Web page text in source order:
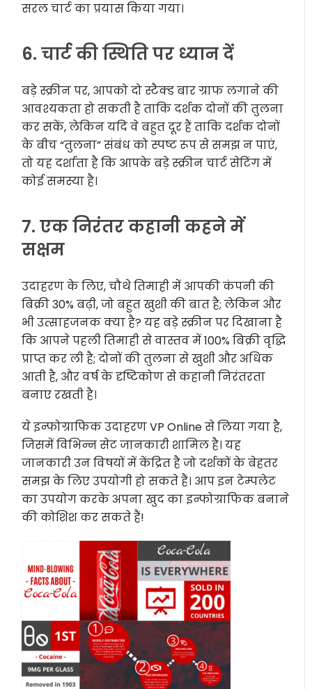
सरल चार्ट का प्रयास किया गया।
6. चार्ट की स्थिति पर ध्यान दें
बड़े स्क्रीन पर, आपको दो स्टैक्ड बार ग्राफ लगाने की
आवश्यकता हो सकती है ताकि दर्शक दोनों की तुलना
कर सकें, लेकिन यदि वे बहुत दूर हैं ताकि दर्शक दोनों
के बीच “तुलना” संबंध को स्पष्ट रूप से समझ न पाएं,
तो यह दर्शाता है कि आपके बड़े स्क्रीन चार्ट सेटिंग में
कोई समस्या है।
7. एक निरंतर कहानी कहने में
सक्षम
उदाहरण के लिए, चौथे तिमाही में आपकी कंपनी की
बिक्री 30% बढ़ी, जो बहुत खुशी की बात है; लेकिन और
भी उत्साहजनक क्या है? यह बड़े स्क्रीन पर दिखाना है
कि आपने पहली तिमाही से वास्तव में 100% बिक्री वृद्धि
प्राप्त कर ली है; दोनों की तुलना से खुशी और अधिक
आती है, और वर्ष के दृष्टिकोण से कहानी निरंतरता
बनाए रखती है।
ये इन्फोग्राफिक उदाहरण VP Online से लिया गया है,
जिसमें विभिन्न सेट जानकारी शामिल है। यह
जानकारी उन विषयों में केंद्रित है जो दर्शकों के बेहतर
समझ के लिए उपयोगी हो सकते हैं। आप इन टेम्पलेट
का उपयोग करके अपना खुद का इन्फोग्राफिक बनाने
की कोशिश कर सकते हैं!